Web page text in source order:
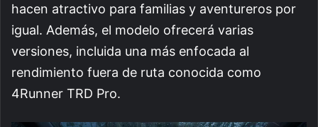
hacen atractivo para familias y aventureros por
igual. Además, el modelo ofrecerá varias
versiones, incluida una más enfocada al
rendimiento fuera de ruta conocida como
4Runner TRD Pro.